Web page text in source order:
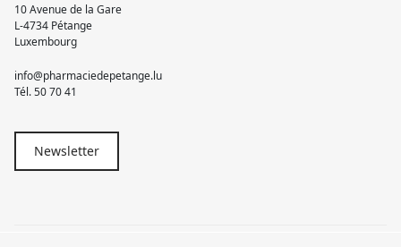
10 Avenue de la Gare
L-4734 Pétange
Luxembourg
info@pharmaciedepetange.lu
Tél.50 70 41
Newsletter